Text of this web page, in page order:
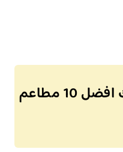
مطاعم غداء في تبوك افضل 10 مطاعم